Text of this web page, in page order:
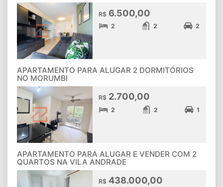
R$ 6.500,00
2 2 2
APARTAMENTO PARA ALUGAR 2 DORMITÓRIOS
NO MORUMBI
R$ 2.700,00
2 2 1
APARTAMENTO PARA ALUGAR E VENDER COM 2
QUARTOS NA VILA ANDRADE
R$ 438.000,00